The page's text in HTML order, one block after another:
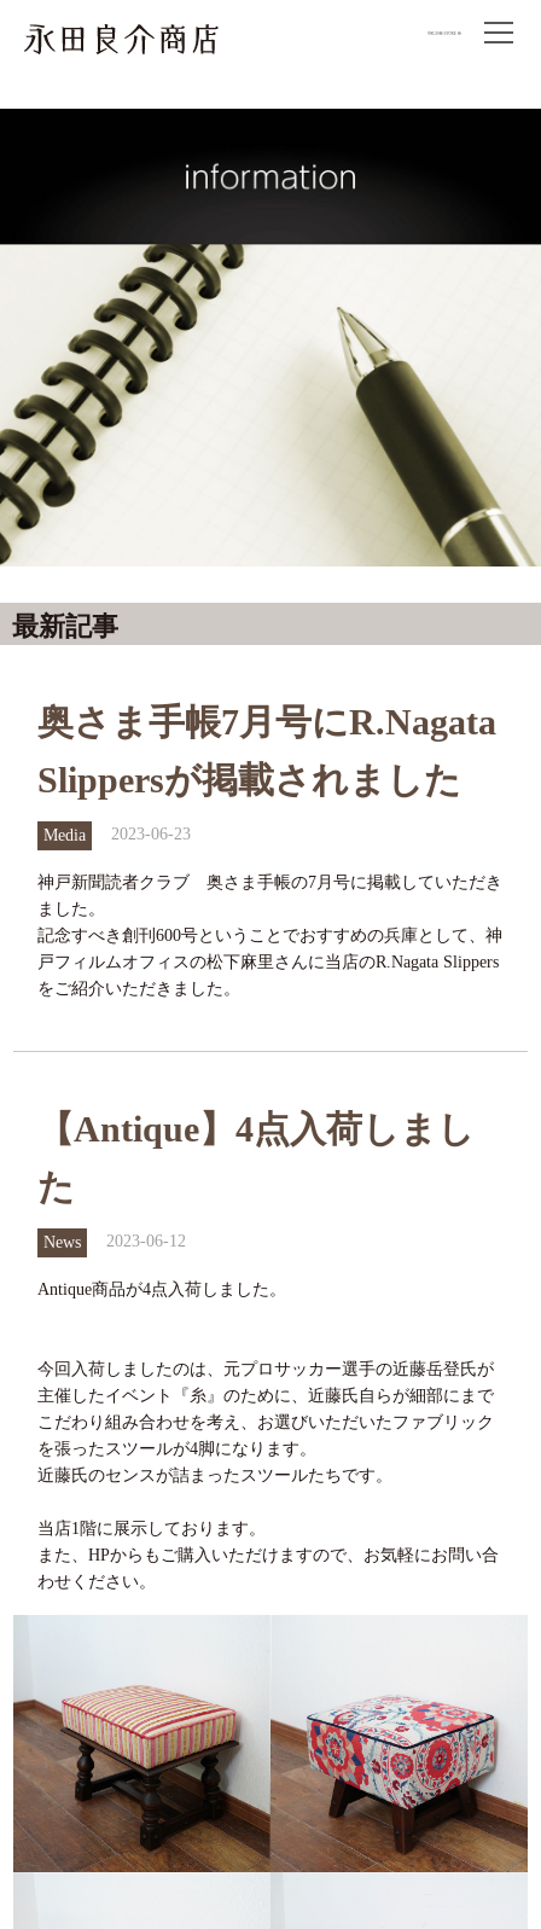
最新記事
奥さま手帳7月号にR.Nagata
Slippersが掲載されました
Media 2023-06-23
神戸新聞読者クラブ 奥さま手帳の7月号に掲載していただき
ました。
記念すべき創刊600号ということでおすすめの兵庫として、神
戸フィルムオフィスの松下麻里さんに当店のR.Nagata Slippers
をご紹介いただきました。
【Antique】4点入荷しまし
た
News 2023-06-12
Antique商品が4点入荷しました。
今回入荷しましたのは、元プロサッカー選手の近藤岳登氏が
主催したイベント『糸』のために、近藤氏自らが細部にまで
こだわり組み合わせを考え、お選びいただいたファブリック
を張ったスツールが4脚になります。
近藤氏のセンスが詰まったスツールたちです。
当店1階に展示しております。
また、HPからもご購入いただけますので、お気軽にお問い合
わせください。